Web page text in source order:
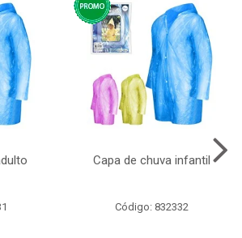
Capa de chuva infantil
Código: 832332